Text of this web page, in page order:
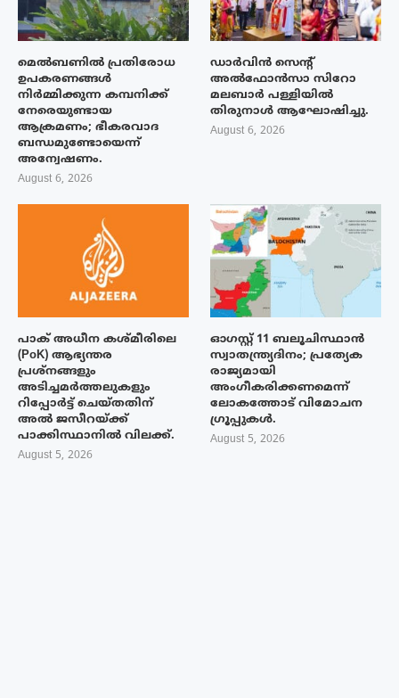
മെൽബണിൽ പ്രതിരോധ
ഉപകരണങ്ങൾ
നിർമ്മിക്കുന്ന കമ്പനിക്ക്
നേരെയുണ്ടായ
ആക്രമണം; ഭീകരവാദ
ബന്ധമുണ്ടോയെന്ന്
അന്വേഷണം.
August 6, 2026
ഡാർവിൻ സെന്റ്
അൽഫോൻസാ സിറോ
മലബാർ പള്ളിയിൽ
തിരുനാൾ ആഘോഷിച്ചു.
August 6, 2026
പാക് അധീന കശ്മീരിലെ
(PoK) ആഭ്യന്തര
പ്രശ്നങ്ങളും
അടിച്ചമർത്തലുകളും
റിപ്പോർട്ട് ചെയ്തതിന്
അൽ ജസീറയ്‌ക്ക്
പാക്കിസ്ഥാനിൽ വിലക്ക്.
August 5, 2026
ഓഗസ്റ്റ് 11 ബലൂചിസ്ഥാൻ
സ്വാതന്ത്ര്യദിനം; പ്രത്യേക
രാജ്യമായി
അംഗീകരിക്കണമെന്ന്
ലോകത്തോട് വിമോചന
ഗ്രൂപ്പുകൾ.
August 5, 2026